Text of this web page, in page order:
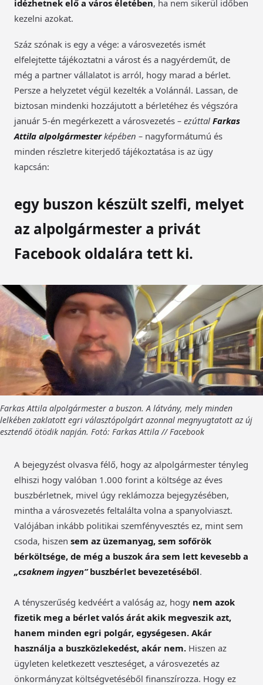
idézhetnek elő a város életében, ha nem sikerül időben
kezelni azokat.
Száz szónak is egy a vége: a városvezetés ismét
elfelejtette tájékoztatni a várost és a nagyérdeműt, de
még a partner vállalatot is arról, hogy marad a bérlet.
Persze a helyzetet végül kezelték a Volánnál. Lassan, de
biztosan mindenki hozzájutott a bérletéhez és végszóra
január 5-én megérkezett a városvezetés – ezúttal Farkas
Attila alpolgármesterképében – nagyformátumú és
minden részletre kiterjedő tájékoztatása is az ügy
kapcsán:
egy buszon készült szelfi, melyet
az alpolgármester a privát
Facebook oldalára tett ki.
Farkas Attila alpolgármester a buszon. A látvány, mely minden
lelkében zaklatott egri választópolgárt azonnal megnyugtatott az új
esztendő ötödik napján. Fotó: Farkas Attila // Facebook
A bejegyzést olvasva félő, hogy az alpolgármester tényleg
elhiszi hogy valóban 1.000 forint a költsége az éves
buszbérletnek, mivel úgy reklámozza bejegyzésében,
mintha a városvezetés feltalálta volna a spanyolviaszt.
Valójában inkább politikai szemfényvesztés ez, mint sem
csoda, hiszen sem az üzemanyag, sem sofőrök
bérköltsége, de még a buszok ára sem lett kevesebb a
„csaknem ingyen”buszbérlet bevezetéséből.
A tényszerűség kedvéért a valóság az, hogy nem azok
fizetik meg a bérlet valós árát akik megveszik azt,
hanem minden egri polgár, egységesen. Akár
használja a buszközlekedést, akár nem. Hiszen az
ügyleten keletkezett veszteséget, a városvezetés az
önkormányzat költségvetéséből finanszírozza. Hogy ez